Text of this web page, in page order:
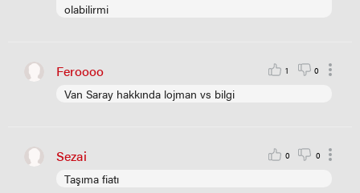
olabilirmi
Feroooo 1 0
Van Saray hakkında lojman vs bilgi
Sezai 0 0
Taşıma fiatı